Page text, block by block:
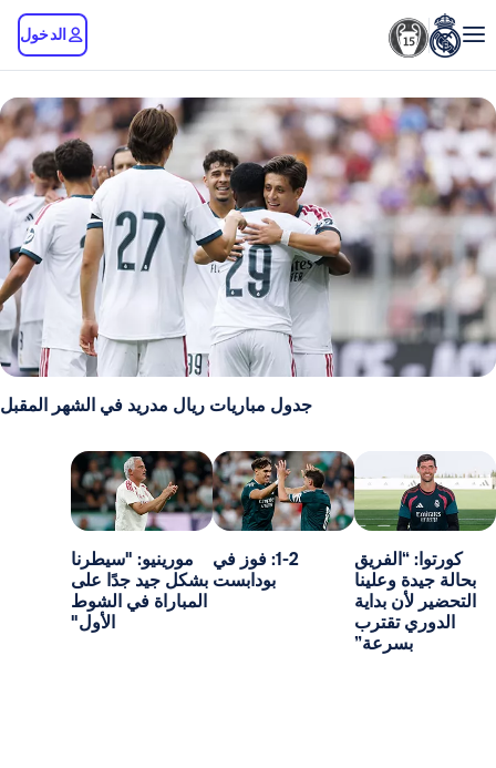
جدول مباريات ريال مدريد في الشهر المقبل
وعلينا
بداية
تقترب
1-2: فوز في
بودابست
مورينيو: "سيطرنا
بشكل جيد جدًا على
المباراة في الشوط